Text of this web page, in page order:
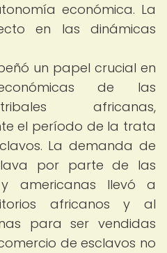
económica. La
en las dinámicas
un papel crucial en
de las
africanas,
el período de la trata
La demanda de
por parte de las
americanas llevó a
africanos y al
para ser vendidas
de esclavos no